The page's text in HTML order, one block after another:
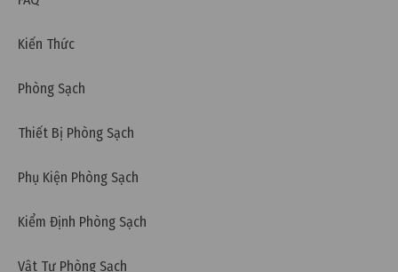
Kiến Thức
Phòng Sạch
Thiết Bị Phòng Sạch
Phụ Kiện Phòng Sạch
Kiểm Định Phòng Sạch
Vật Tư Phòng Sạch